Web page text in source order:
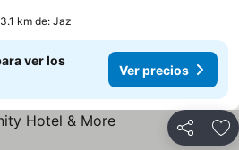
km de: Jaz
ver los
Ver precios
Compartir